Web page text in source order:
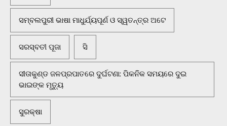
ସମ୍ବଲପୁରୀ ଭାଷା ମାଧୁର୍ଯ୍ୟପୂର୍ଣ ଓ ସ୍ୱତନ୍ତ୍ର ଅଟେ
ସରସ୍ବତୀ ପୂଜା ସି
ସୀତାକୁଣ୍ଡ ଜଳପ୍ରପାତରେ ଦୁର୍ଘଟଣା: ପିକନିକ ସମୟରେ ଦୁଇ
ଭାଇଙ୍କ ମୃତ୍ୟୁ
ସୁରକ୍ଷା